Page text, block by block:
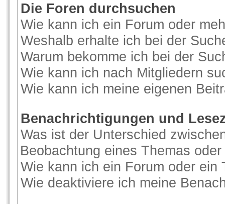
Die Foren durchsuchen
Wie kann ich ein Forum oder
Weshalb erhalte ich bei der
Warum bekomme ich bei der
Wie kann ich nach Mitgliedern
Wie kann ich meine eigenen
Benachrichtigungen und
Was ist der Unterschied
Beobachtung eines Themas
Wie kann ich ein Forum oder ein
Wie deaktiviere ich meine